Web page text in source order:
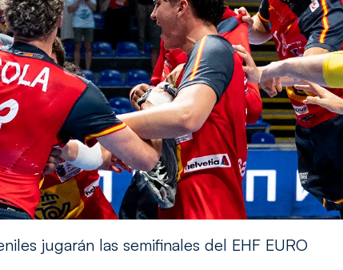
jugarán las semifinales del EHF EURO